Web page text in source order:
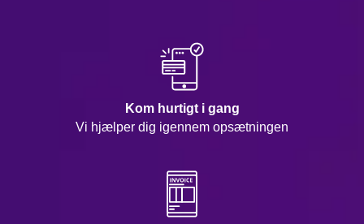
Kom hurtigt i gang
Vi hjælper dig igennem opsætningen